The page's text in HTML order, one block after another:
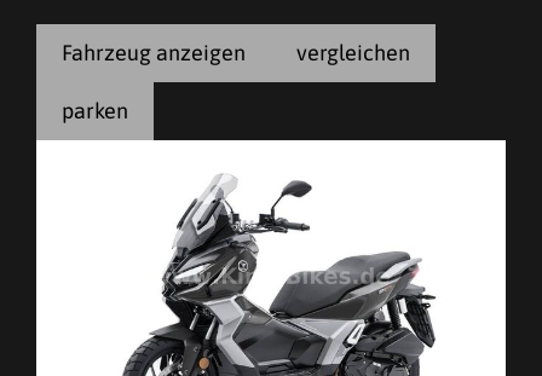
Fahrzeug anzeigen vergleichen
parken